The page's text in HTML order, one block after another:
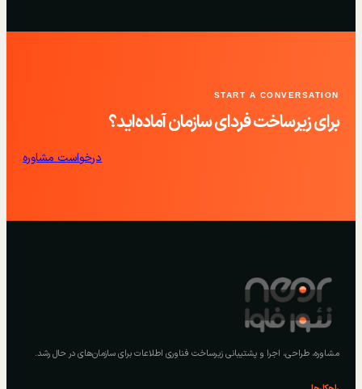
START A CONVERSATION
برای زیرساخت فردای سازمان آماده‌اید؟
درخواست مشاوره
مشاوره، طراحی، اجرا و پشتیبانی زیرساخت فناوری اطلاعات برای سازمان‌های در حال رشد.